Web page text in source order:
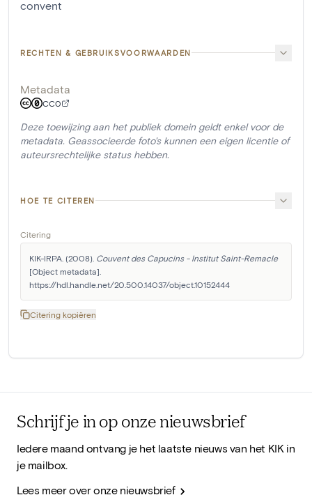
convent
RECHTEN & GEBRUIKSVOORWAARDEN
Metadata
CC0
Deze toewijzing aan het publiek domein geldt enkel voor de
metadata. Geassocieerde foto's kunnen een eigen licentie of
auteursrechtelijke status hebben.
HOE TE CITEREN
Citering
KIK-IRPA. (2008). Couvent des Capucins - Institut Saint-Remacle
[Object metadata].
https://hdl.handle.net/20.500.14037/object.10152444
Citering kopiëren
Schrijf je in op onze nieuwsbrief
Iedere maand ontvang je het laatste nieuws van het KIK in
je mailbox.
Lees meer over onze nieuwsbrief